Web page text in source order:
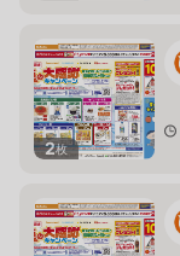
2枚